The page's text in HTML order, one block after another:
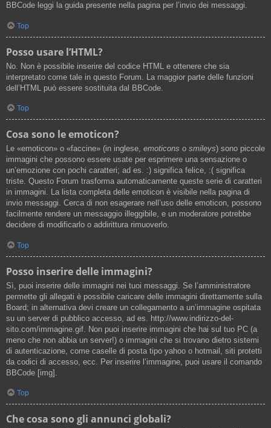
BBCode leggi la guida presente nella pagina per l’invio dei messaggi.
Top
Posso usare l’HTML?
No. Non è possibile inserire del codice HTML e ottenere che sia
interpretato come tale in questo Forum. La maggior parte delle funzioni
dell’HTML può essere sostituita dal BBCode.
Top
Cosa sono le emoticon?
Le «emoticon» o «faccine» (in inglese, emoticons o smileys) sono piccole
immagini che possono essere usate per esprimere una sensazione o
un’emozione con pochi caratteri; ad es. :) significa felice, :( significa
triste. Questo Forum trasforma automaticamente queste serie di caratteri
in immagini. La lista completa delle emoticon è visibile nella pagina di
invio messaggi. Cerca di non esagerare nell’uso delle emoticon, possono
facilmente rendere un messaggio illeggibile, e un moderatore potrebbe
decidere di modificarlo o addirittura rimuoverlo.
Top
Posso inserire delle immagini?
Sì, puoi inserire delle immagini nei tuoi messaggi. Se l’amministratore
permette gli allegati è possibile caricare delle immagini direttamente sulla
Board; in alternativa devi creare un collegamento a un’immagine ospitata
su un server di pubblico accesso, ad es. http://www.indirizzo-del-
sito.com/immagine.gif. Non puoi inserire immagini che hai sul tuo PC (a
meno che non abbia un server!) o immagini che si trovano dietro sistemi
di autenticazione, come caselle di posta tipo yahoo o hotmail, siti protetti
da codici di accesso, ecc. Per inserire l’immagine, puoi usare il comando
BBCode [img].
Top
Che cosa sono gli annunci globali?